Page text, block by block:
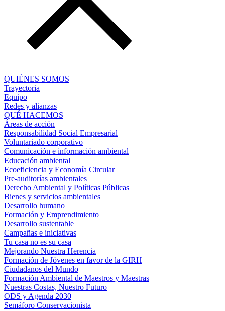
QUIÉNES SOMOS
Trayectoria
Equipo
Redes y alianzas
QUÉ HACEMOS
Áreas de acción
Responsabilidad Social Empresarial
Voluntariado corporativo
Comunicación e información ambiental
Educación ambiental
Ecoeficiencia y Economía Circular
Pre-auditorías ambientales
Derecho Ambiental y Políticas Públicas
Bienes y servicios ambientales
Desarrollo humano
Formación y Emprendimiento
Desarrollo sustentable
Campañas e iniciativas
Tu casa no es su casa
Mejorando Nuestra Herencia
Formación de Jóvenes en favor de la GIRH
Ciudadanos del Mundo
Formación Ambiental de Maestros y Maestras
Nuestras Costas, Nuestro Futuro
ODS y Agenda 2030
Semáforo Conservacionista